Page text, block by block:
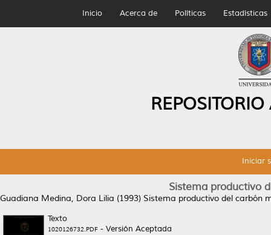
Inicio Acerca de Políticas Estadísticas
Iniciar
Sistema productivo
Guadiana Medina, Dora Lilia (1993) Sistema productivo del carbón
Texto
1020126732.PDF - Versión Aceptada